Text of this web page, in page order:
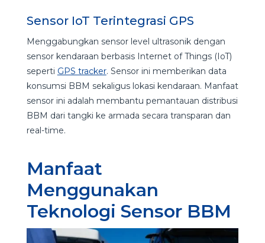
Sensor IoT Terintegrasi GPS
Menggabungkan sensor level ultrasonik dengan
sensor kendaraan berbasis Internet of Things (IoT)
seperti GPS tracker. Sensor ini memberikan data
konsumsi BBM sekaligus lokasi kendaraan. Manfaat
sensor ini adalah membantu pemantauan distribusi
BBM dari tangki ke armada secara transparan dan
real-time.
Manfaat
Menggunakan
Teknologi Sensor BBM